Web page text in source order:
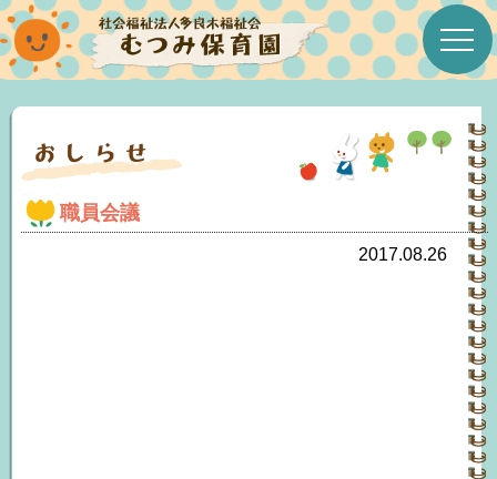
職員会議
2017.08.26
むつみ保育園について
むつみたより